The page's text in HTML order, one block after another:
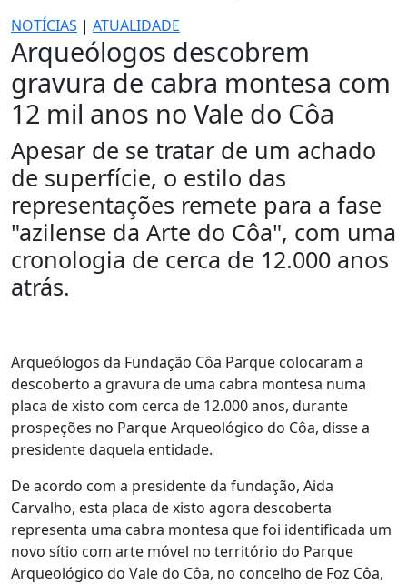
NOTÍCIAS | ATUALIDADE
Arqueólogos descobrem
gravura de cabra montesa com
12 mil anos no Vale do Côa
Apesar de se tratar de um achado
de superfície, o estilo das
representações remete para a fase
"azilense da Arte do Côa", com uma
cronologia de cerca de 12.000 anos
atrás.
Arqueólogos da Fundação Côa Parque colocaram a
descoberto a gravura de uma cabra montesa numa
placa de xisto com cerca de 12.000 anos, durante
prospeções no Parque Arqueológico do Côa, disse a
presidente daquela entidade.
De acordo com a presidente da fundação, Aida
Carvalho, esta placa de xisto agora descoberta
representa uma cabra montesa que foi identificada um
novo sítio com arte móvel no território do Parque
Arqueológico do Vale do Côa, no concelho de Foz Côa,